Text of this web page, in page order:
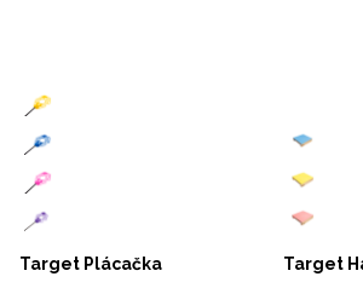
Target Plácačka Target